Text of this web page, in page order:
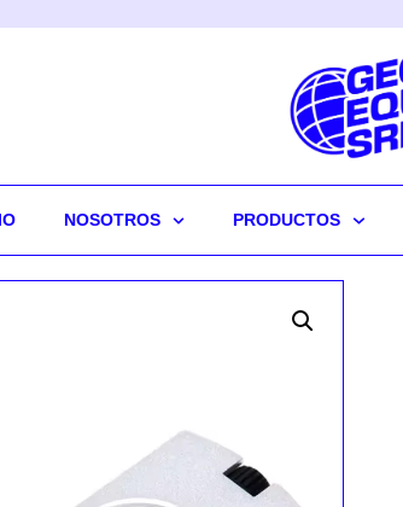
NOSOTROS PRODUCTOS